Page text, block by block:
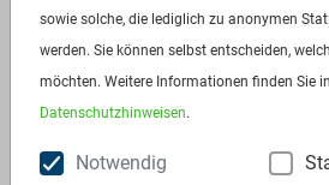
sowie solche, die lediglich zu anonymen
werden. Sie können selbst entscheiden,
möchten. Weitere Informationen finden Sie
Datenschutzhinweisen.
Notwendig